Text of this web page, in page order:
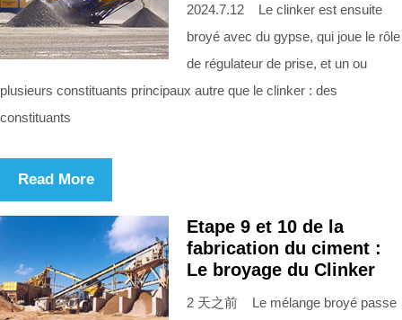
2024.7.12 Le clinker est ensuite
broyé avec du gypse, qui joue le rôle
de régulateur de prise, et un ou
plusieurs constituants principaux autre que le clinker : des
constituants
Read More
Etape 9 et 10 de la
fabrication du ciment :
Le broyage du Clinker
2 天之前 Le mélange broyé passe